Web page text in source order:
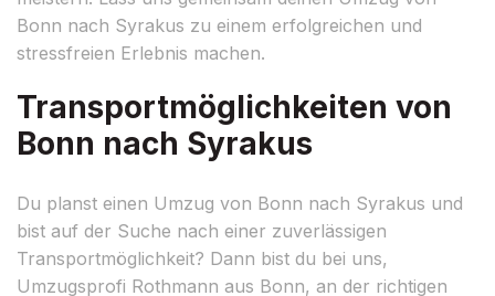
Bonn nach Syrakus zu einem erfolgreichen und
stressfreien Erlebnis machen.
Transportmöglichkeiten von
Bonn nach Syrakus
Du planst einen Umzug von Bonn nach Syrakus und
bist auf der Suche nach einer zuverlässigen
Transportmöglichkeit? Dann bist du bei uns,
Umzugsprofi Rothmann aus Bonn, an der richtigen